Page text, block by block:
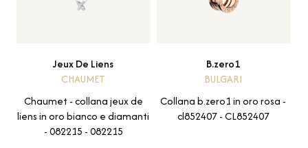
Jeux De Liens
CHAUMET
Chaumet - collana jeux de
liens in oro bianco e diamanti
- 082215 - 082215
B.zero1
BULGARI
Collana b.zero1 in oro rosa -
cl852407 - CL852407